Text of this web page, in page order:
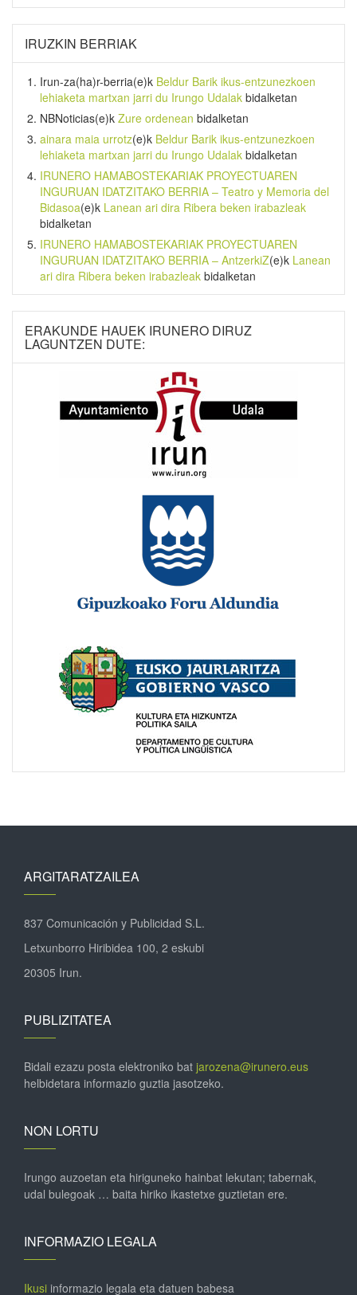
IRUZKIN BERRIAK
Irun-za(ha)r-berria(e)k Beldur Barik ikus-entzunezkoen
lehiaketa martxan jarri du Irungo Udalak bidalketan
NBNoticias(e)k Zure ordenean bidalketan
ainara maia urrotz(e)k Beldur Barik ikus-entzunezkoen
lehiaketa martxan jarri du Irungo Udalak bidalketan
IRUNERO HAMABOSTEKARIAK PROYECTUAREN
INGURUAN IDATZITAKO BERRIA – Teatro y Memoria del
Bidasoa(e)k Lanean ari dira Ribera beken irabazleak
bidalketan
IRUNERO HAMABOSTEKARIAK PROYECTUAREN
INGURUAN IDATZITAKO BERRIA – AntzerkiZ(e)k Lanean
ari dira Ribera beken irabazleak bidalketan
ERAKUNDE HAUEK IRUNERO DIRUZ
LAGUNTZEN DUTE:
ARGITARATZAILEA
837 Comunicación y Publicidad S.L.
Letxunborro Hiribidea 100, 2 eskubi
20305 Irun.
PUBLIZITATEA
Bidali ezazu posta elektroniko bat jarozena@irunero.eus
helbidetara informazio guztia jasotzeko.
NON LORTU
Irungo auzoetan eta hiriguneko hainbat lekutan; tabernak,
udal bulegoak … baita hiriko ikastetxe guztietan ere.
INFORMAZIO LEGALA
Ikusi informazio legala eta datuen babesa